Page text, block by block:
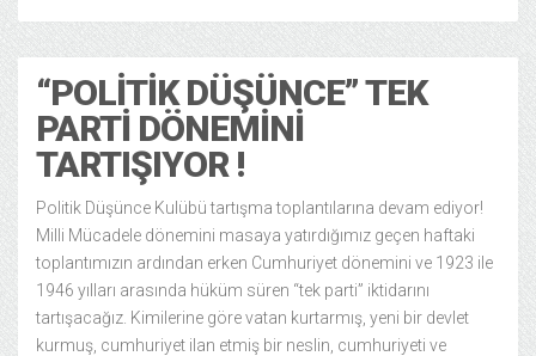
“POLITIK DÜŞÜNCE” TEK
PARTI DÖNEMINI
TARTIŞIYOR !
Politik Düşünce Kulübü tartışma toplantılarına devam ediyor!
Milli Mücadele dönemini masaya yatırdığımız geçen haftaki
toplantımızın ardından erken Cumhuriyet dönemini ve 1923 ile
1946 yılları arasında hüküm süren “tek parti” iktidarını
tartışacağız. Kimilerine göre vatan kurtarmış, yeni bir devlet
kurmuş, cumhuriyet ilan etmiş bir neslin, cumhuriyeti ve